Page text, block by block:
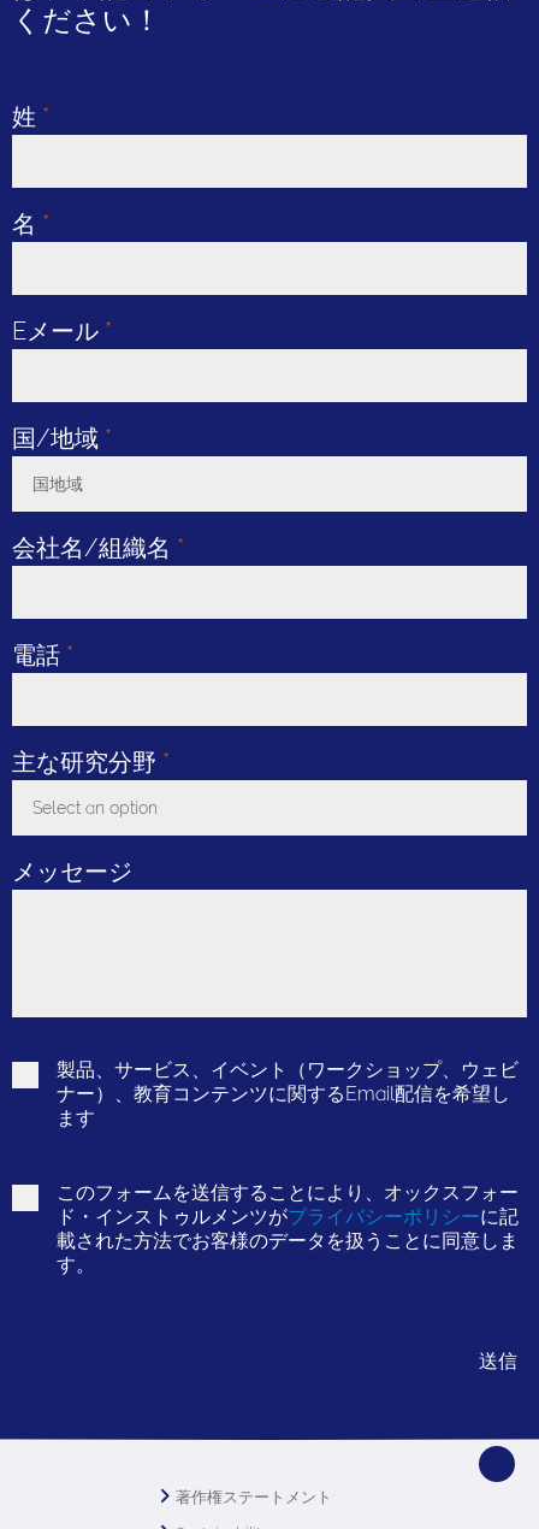
ください！
姓 *
名 *
Eメール *
国/地域 *
国地域
会社名/組織名 *
電話 *
主な研究分野 *
Select an option
メッセージ
製品、サービス、イベント（ワークショップ、ウェビ
ナー）、教育コンテンツに関するEmail配信を希望し
ます
このフォームを送信することにより、オックスフォー
ド・インストゥルメンツがプライバシーポリシーに記
載された方法でお客様のデータを扱うことに同意しま
す。
著作権ステートメント